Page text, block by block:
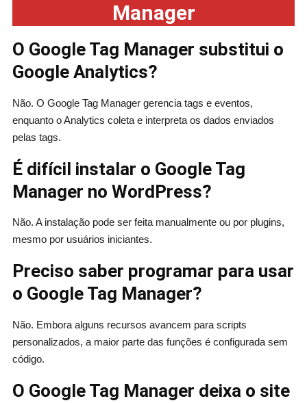
Manager
O Google Tag Manager substitui o
Google Analytics?
Não. O Google Tag Manager gerencia tags e eventos,
enquanto o Analytics coleta e interpreta os dados enviados
pelas tags.
É difícil instalar o Google Tag
Manager no WordPress?
Não. A instalação pode ser feita manualmente ou por plugins,
mesmo por usuários iniciantes.
Preciso saber programar para usar
o Google Tag Manager?
Não. Embora alguns recursos avancem para scripts
personalizados, a maior parte das funções é configurada sem
código.
O Google Tag Manager deixa o site